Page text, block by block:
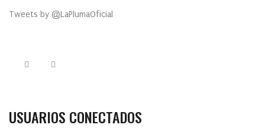
Tweets by @LaPlumaOficial
USUARIOS CONECTADOS